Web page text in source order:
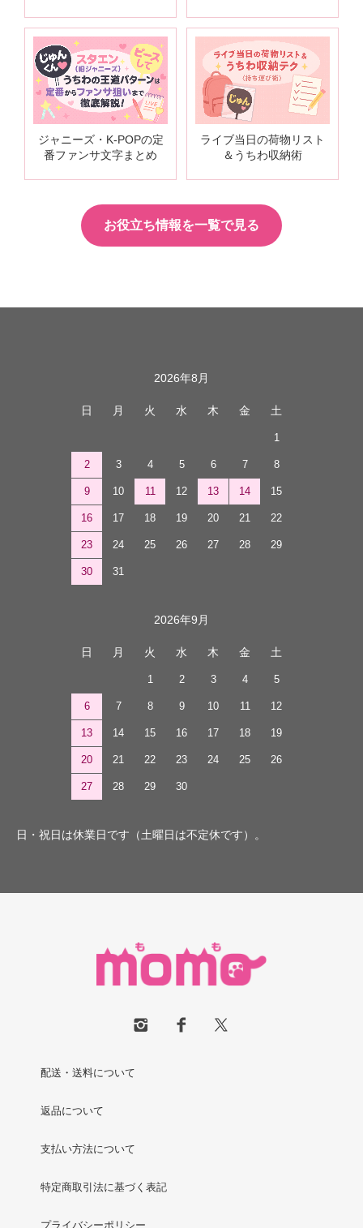
ジャニーズ・K-POPの定
番ファンサ文字まとめ
ライブ当日の荷物リスト
＆うちわ収納術
お役立ち情報を一覧で見る
2026年8月
日 月 火 水 木 金 土
1
2 3 4 5 6 7 8
9 10 11 12 13 14 15
16 17 18 19 20 21 22
23 24 25 26 27 28 29
30 31
2026年9月
日 月 火 水 木 金 土
1 2 3 4 5
6 7 8 9 10 11 12
13 14 15 16 17 18 19
20 21 22 23 24 25 26
27 28 29 30
日・祝日は休業日です（土曜日は不定休です）。
配送・送料について
返品について
支払い方法について
特定商取引法に基づく表記
プライバシーポリシー